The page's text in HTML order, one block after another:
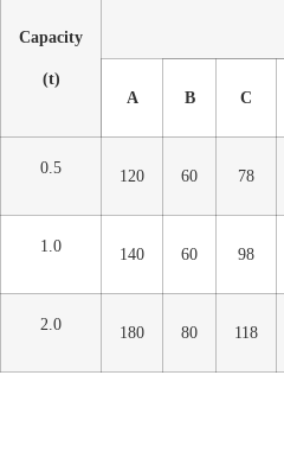
Capacity
(t)
A B C
0.5 120 60 78
1.0 140 60 98
2.0 180 80 118